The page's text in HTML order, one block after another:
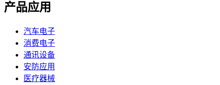
产品应用
汽车电子
消费电子
通讯设备
安防应用
医疗器械